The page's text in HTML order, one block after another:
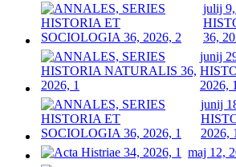
julij
36,
junij
2026, 1
junij
2026, 1
maj 12,